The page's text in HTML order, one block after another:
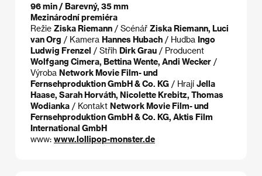
96 min / Barevný, 35 mm
Mezinárodní premiéra
Režie Ziska Riemann / Scénář Ziska Riemann, Luci
van Org / Kamera Hannes Hubach / Hudba Ingo
Ludwig Frenzel / Střih Dirk Grau / Producent
Wolfgang Cimera, Bettina Wente, Andi Wecker /
Výroba Network Movie Film- und
Fernsehproduktion GmbH & Co. KG / Hrají Jella
Haase, Sarah Horváth, Nicolette Krebitz, Thomas
Wodianka / Kontakt Network Movie Film- und
Fernsehproduktion GmbH & Co. KG, Aktis Film
International GmbH
www: www.lollipop-monster.de